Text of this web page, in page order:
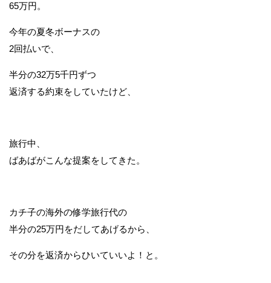
65万円。
今年の夏冬ボーナスの
2回払いで、
半分の32万5千円ずつ
返済する約束をしていたけど、
旅行中、
ばあばがこんな提案をしてきた。
カチ子の海外の修学旅行代の
半分の25万円をだしてあげるから、
その分を返済からひいていいよ！と。